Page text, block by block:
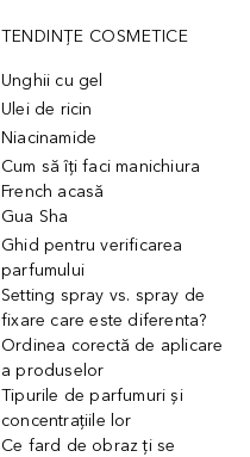
TENDINȚE COSMETICE
Unghii cu gel
Ulei de ricin
Niacinamide
Cum să îți faci manichiura
French acasă
Gua Sha
Ghid pentru verificarea
parfumului
Setting spray vs. spray de
fixare care este diferenta?
Ordinea corectă de aplicare
a produselor
Tipurile de parfumuri și
concentrațiile lor
Ce fard de obraz ți se